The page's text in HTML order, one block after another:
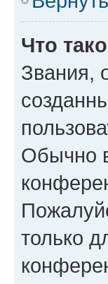
Что
Звания,
Обычно
только